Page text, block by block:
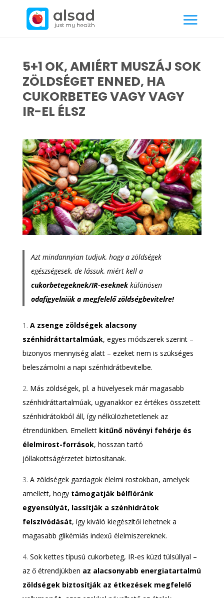
5+1 OK, AMIÉRT MUSZÁJ SOK
ZÖLDSÉGET ENNED, HA
CUKORBETEG VAGY VAGY
IR-EL ÉLSZ
Azt mindannyian tudjuk, hogy a zöldségek
egészségesek, de lássuk, miért kell a
cukorbetegeknek/IR-eseknekkülönösen
odafigyelniük a megfelelő zöldségbevitelre!
1. A zsenge zöldségek alacsony
szénhidráttartalmúak, egyes módszerek szerint –
bizonyos mennyiség alatt – ezeket nem is szükséges
beleszámolni a napi szénhidrátbevitelbe.
2. Más zöldségek, pl. a hüvelyesek már magasabb
szénhidráttartalmúak, ugyanakkor ez értékes összetett
szénhidrátokból áll, így nélkülözhetetlenek az
étrendünkben. Emellett kitűnő növényi fehérje és
élelmirost-források, hosszan tartó
jóllakottságérzetet biztosítanak.
3. A zöldségek gazdagok élelmi rostokban, amelyek
amellett, hogy támogatják bélflóránk
egyensúlyát, lassítják a szénhidrátok
felszívódását, így kiváló kiegészítői lehetnek a
magasabb glikémiás indexű élelmiszereknek.
4. Sok kettes típusú cukorbeteg, IR-es küzd túlsúllyal –
az ő étrendjükben az alacsonyabb energiatartalmú
zöldségek biztosítják az étkezések megfelelő